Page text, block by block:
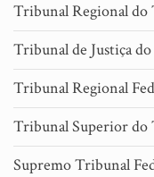
Tribunal Regional do
Tribunal de Justiça do
Tribunal Regional
Tribunal Superior do
Supremo Tribunal